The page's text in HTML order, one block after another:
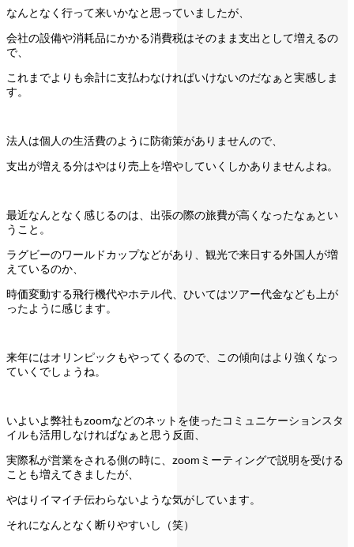
なんとなく行って来いかなと思っていましたが、
会社の設備や消耗品にかかる消費税はそのまま支出として増えるの
で、
これまでよりも余計に支払わなければいけないのだなぁと実感しま
す。
法人は個人の生活費のように防衛策がありませんので、
支出が増える分はやはり売上を増やしていくしかありませんよね。
最近なんとなく感じるのは、出張の際の旅費が高くなったなぁとい
うこと。
ラグビーのワールドカップなどがあり、観光で来日する外国人が増
えているのか、
時価変動する飛行機代やホテル代、ひいてはツアー代金なども上が
ったように感じます。
来年にはオリンピックもやってくるので、この傾向はより強くなっ
ていくでしょうね。
いよいよ弊社もzoomなどのネットを使ったコミュニケーションスタ
イルも活用しなければなぁと思う反面、
実際私が営業をされる側の時に、zoomミーティングで説明を受ける
ことも増えてきましたが、
やはりイマイチ伝わらないような気がしています。
それになんとなく断りやすいし（笑）